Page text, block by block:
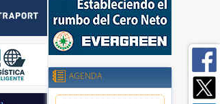
AGENDA